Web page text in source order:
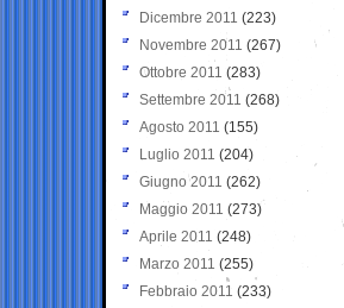
Dicembre 2011 (223)
Novembre 2011 (267)
Ottobre 2011 (283)
Settembre 2011 (268)
Agosto 2011 (155)
Luglio 2011 (204)
Giugno 2011 (262)
Maggio 2011 (273)
Aprile 2011 (248)
Marzo 2011 (255)
Febbraio 2011 (233)